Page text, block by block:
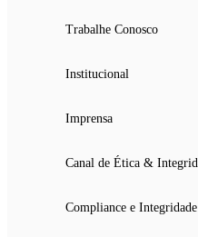
Trabalhe Conosco
Institucional
Imprensa
Canal de Ética &
Compliance e Integridade